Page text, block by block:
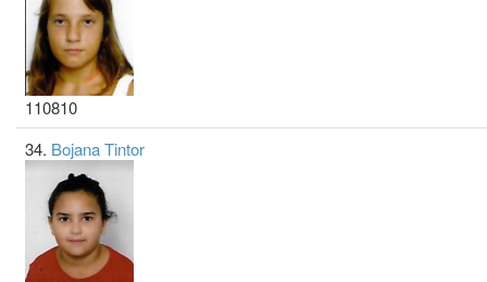
110810
34. Bojana Tintor